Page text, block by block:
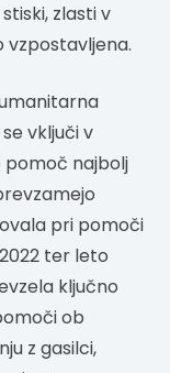
zlasti v
vzpostavljena.
vključi v
pomoč najbolj
pri pomoči
ter leto
ključno
ob
z gasilci,